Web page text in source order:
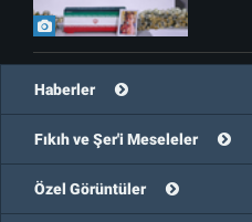
Haberler
Fıkıh ve Şer'i Meseleler
Özel Görüntüler